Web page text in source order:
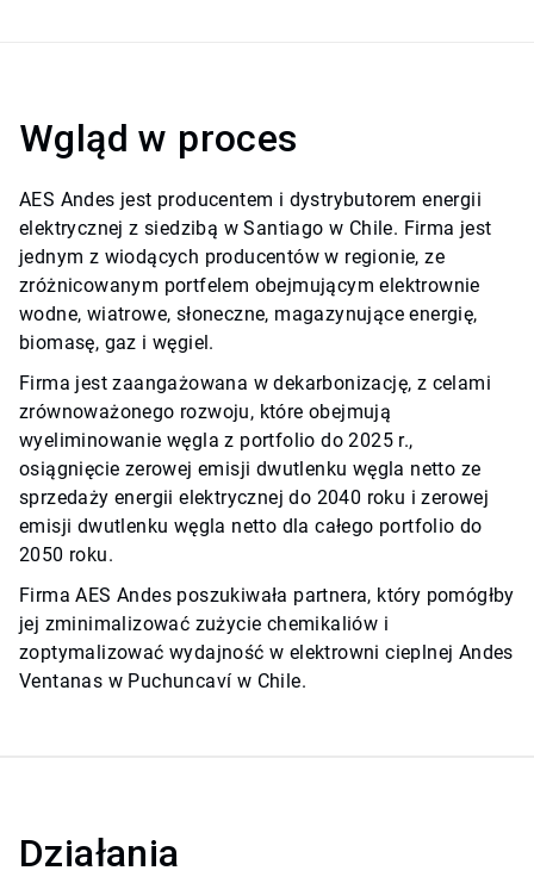
Wgląd w proces
AES Andes jest producentem i dystrybutorem energii
elektrycznej z siedzibą w Santiago w Chile. Firma jest
jednym z wiodących producentów w regionie, ze
zróżnicowanym portfelem obejmującym elektrownie
wodne, wiatrowe, słoneczne, magazynujące energię,
biomasę, gaz i węgiel.
Firma jest zaangażowana w dekarbonizację, z celami
zrównoważonego rozwoju, które obejmują
wyeliminowanie węgla z portfolio do 2025 r.,
osiągnięcie zerowej emisji dwutlenku węgla netto ze
sprzedaży energii elektrycznej do 2040 roku i zerowej
emisji dwutlenku węgla netto dla całego portfolio do
2050 roku.
Firma AES Andes poszukiwała partnera, który pomógłby
jej zminimalizować zużycie chemikaliów i
zoptymalizować wydajność w elektrowni cieplnej Andes
Ventanas w Puchuncaví w Chile.
Działania